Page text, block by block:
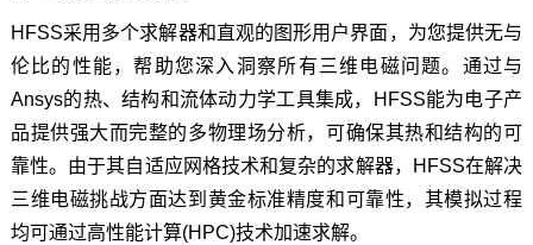
HFSS采用多个求解器和直观的图形用户界面，为您提供无与
伦比的性能，帮助您深入洞察所有三维电磁问题。通过与
Ansys的热、结构和流体动力学工具集成，HFSS能为电子产
品提供强大而完整的多物理场分析，可确保其热和结构的可
靠性。由于其自适应网格技术和复杂的求解器，HFSS在解决
三维电磁挑战方面达到黄金标准精度和可靠性，其模拟过程
均可通过高性能计算(HPC)技术加速求解。